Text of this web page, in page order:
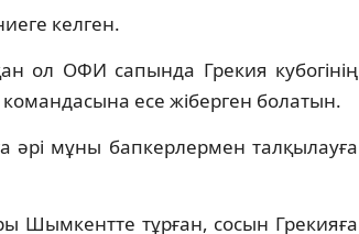
келген.
ол ОФИ сапында Грекия кубогінің
есе жіберген болатын.
әрі мұны бапкерлермен талқылауға
Шымкентте тұрған, сосын Грекияға